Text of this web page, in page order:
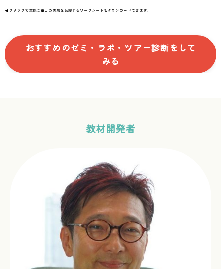
◀ クリックで実際に毎日の実践を記録するワークシートをダウンロードできます。
おすすめのゼミ・ラボ・ツアー診断をして
みる
教材開発者